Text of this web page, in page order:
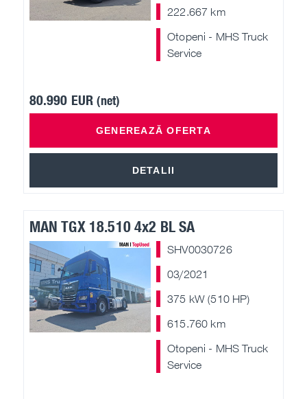
222.667 km
Otopeni - MHS Truck
Service
80.990 EUR(net)
GENEREAZĂ OFERTA
DETALII
MAN TGX 18.510 4x2 BL SA
SHV0030726
03/2021
375 kW (510 HP)
615.760 km
Otopeni - MHS Truck
Service